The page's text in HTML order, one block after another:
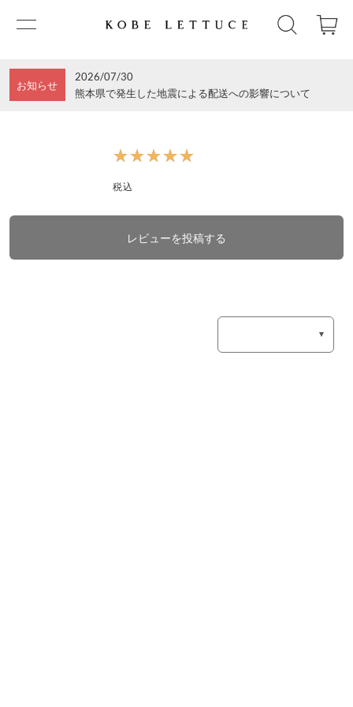
お知らせ
2026/07/30
熊本県で発生した地震による配送への影響について
★★★★★
★★★★★
税込
レビューを投稿する